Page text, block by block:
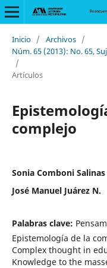
Inicio / Archivos /
Núm. 65 (2013): No. 65,
/
Artículos
complejo
Sonia Comboni Salinas
José Manuel Juárez N.
Palabras clave:
Epistemología de la
Complex thought in
Knowledge to the